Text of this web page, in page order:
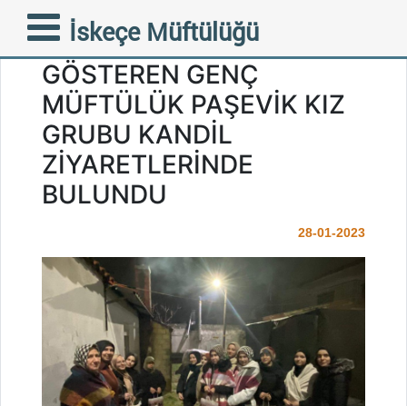
İskeçe Müftülüğü
MÜFTÜLÜĞÜMÜZÜN
BÜNYESİNDE FAALİYET
GÖSTEREN GENÇ
MÜFTÜLÜK PAŞEVİK KIZ
GRUBU KANDİL
ZİYARETLERİNDE
BULUNDU
28-01-2023